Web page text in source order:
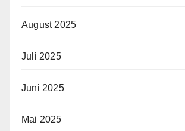
August 2025
Juli 2025
Juni 2025
Mai 2025